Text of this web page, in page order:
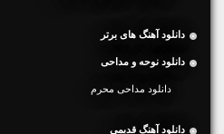
دانلود آهنگ های برتر
دانلود نوحه و مداحی
دانلود مداحی محرم
دانلود آهنگ قدیمی